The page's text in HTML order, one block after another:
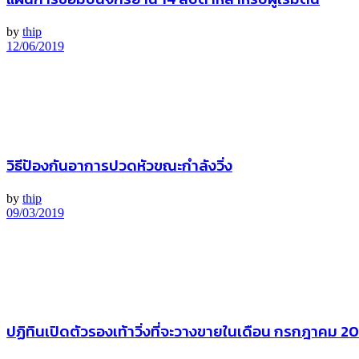
by thip
12/06/2019
วิธีป้องกันอาการปวดหัวขณะกำลังวิ่ง
by thip
09/03/2019
ปฏิทินเปิดตัวรองเท้าวิ่งที่จะวางขายในเดือน กรกฎาคม